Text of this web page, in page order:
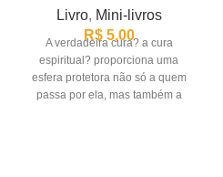
Livro, Mini-livros
R$5,00
A verdadeira cura? a cura
espiritual? proporciona uma
esfera protetora não só a quem
passa por ela, mas também a